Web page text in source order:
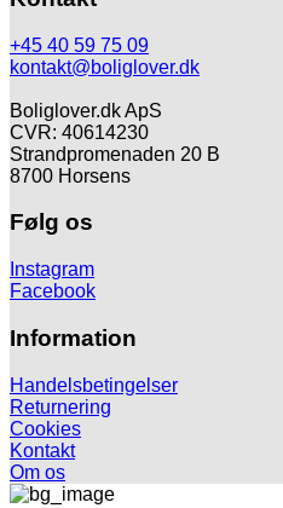
+45 40 59 75 09
kontakt@boliglover.dk
Boliglover.dk ApS
CVR: 40614230
Strandpromenaden 20 B
8700 Horsens
Følg os
Instagram
Facebook
Information
Handelsbetingelser
Returnering
Cookies
Kontakt
Om os